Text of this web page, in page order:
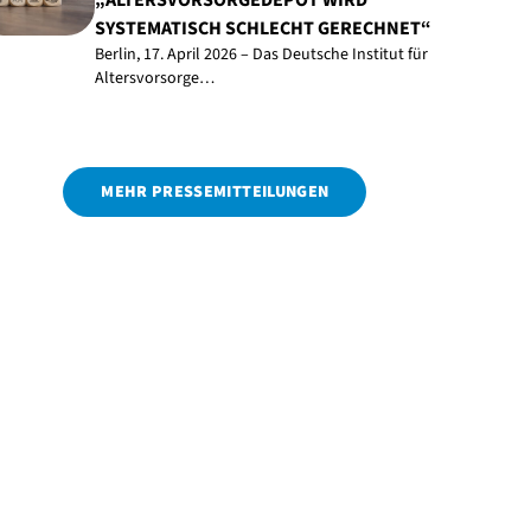
SYSTEMATISCH SCHLECHT GERECHNET“
Berlin, 17. April 2026 – Das Deutsche Institut für
Altersvorsorge…
MEHR PRESSEMITTEILUNGEN